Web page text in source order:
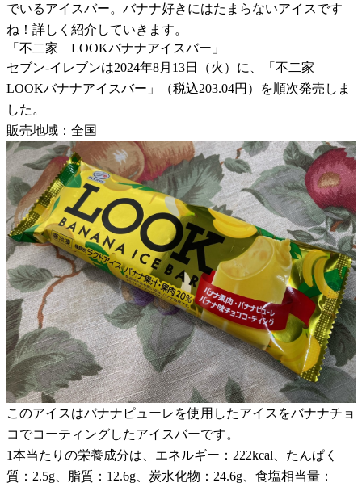
でいるアイスバー。バナナ好きにはたまらないアイスです
ね！詳しく紹介していきます。
「不二家 LOOKバナナアイスバー」
セブン-イレブンは2024年8月13日（火）に、「不二家
LOOKバナナアイスバー」（税込203.04円）を順次発売しま
した。
販売地域：全国
このアイスはバナナピューレを使用したアイスをバナナチョ
コでコーティングしたアイスバーです。
1本当たりの栄養成分は、エネルギー：222kcal、たんぱく
質：2.5g、脂質：12.6g、炭水化物：24.6g、食塩相当量：